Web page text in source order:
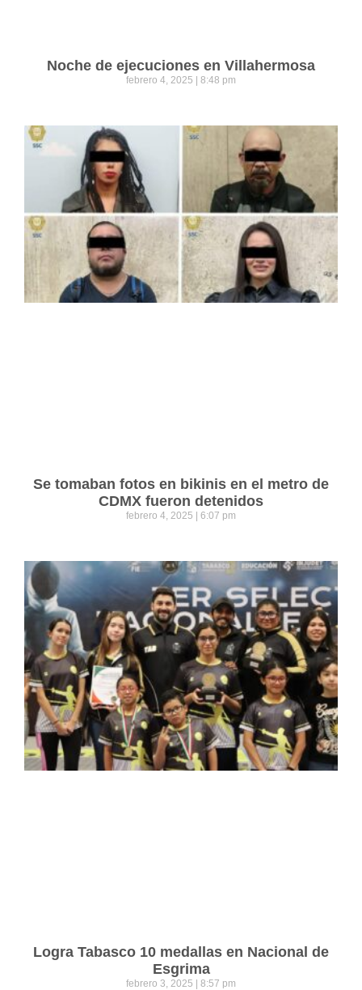
Noche de ejecuciones en Villahermosa
febrero 4, 2025 8:48 pm
Se tomaban fotos en bikinis en el metro de
CDMX fueron detenidos
febrero 4, 2025 6:07 pm
Logra Tabasco 10 medallas en Nacional de
Esgrima
febrero 3, 2025 8:57 pm